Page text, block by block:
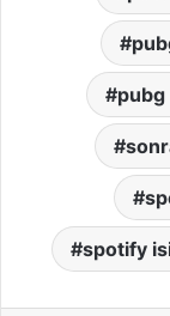
pubg
spotify